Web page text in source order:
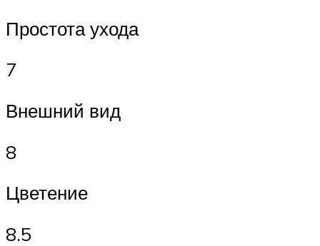
Простота ухода
7
Внешний вид
8
Цветение
8.5